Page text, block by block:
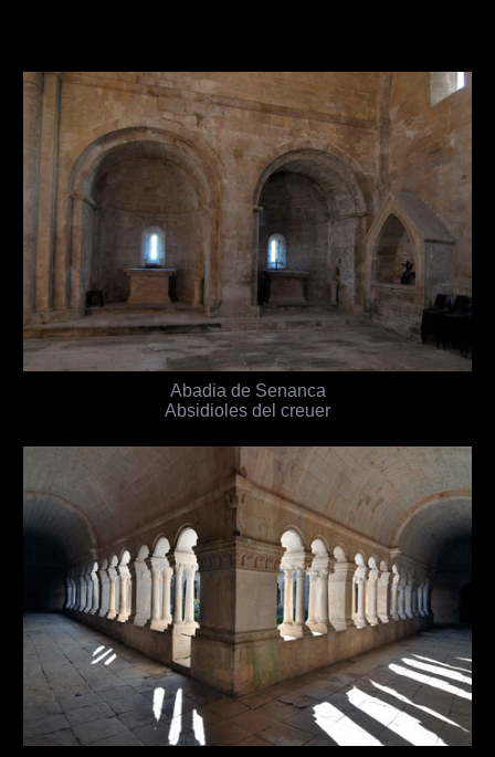
Abadia de Senanca
Absidioles del creuer